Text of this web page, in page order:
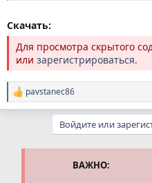
Скачать:
Для просмотра скрытого
или зарегистрироваться.
Р
е
pavstanec86
Войдите или
ВАЖНО: